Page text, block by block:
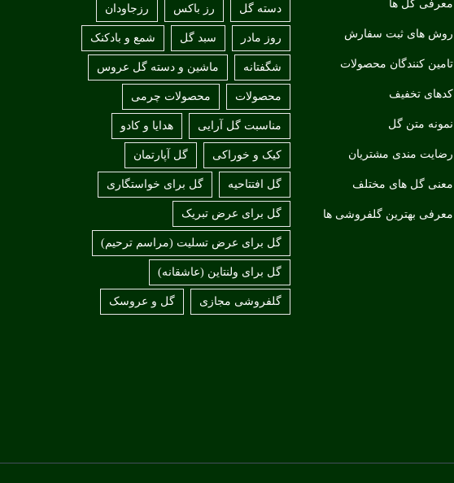
معرفی گل ها
روش های ثبت سفارش
تامین کنندگان محصولات
کدهای تخفیف
نمونه متن گل
رضایت مندی مشتریان
معنی گل های مختلف
معرفی بهترین گلفروشی ها
دسته گل رز باکس رزجاودان
روز مادر سبد گل شمع و بادکنک
شگفتانه ماشین و دسته گل عروس
محصولات محصولات چرمی
مناسبت گل آرایی هدایا و کادو
کیک و خوراکی گل آپارتمان
گل افتتاحیه گل برای خواستگاری
گل برای عرض تبریک
گل برای عرض تسلیت (مراسم ترحیم)
گل برای ولنتاین (عاشقانه)
گلفروشی مجازی گل و عروسک